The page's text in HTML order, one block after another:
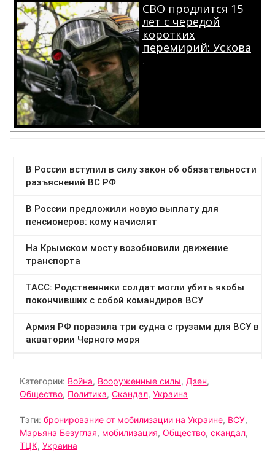
СВО продлится 15
лет с чередой
коротких
перемирий: Ускова
.
Категории: Война, Вооруженные силы, Дзен,
Общество, Политика, Скандал, Украина
Тэги: бронирование от мобилизации на Украине, ВСУ,
Марьяна Безуглая, мобилизация, Общество, скандал,
ТЦК, Украина